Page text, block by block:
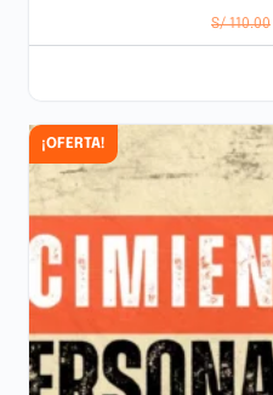
S/110.00
¡OFERTA!